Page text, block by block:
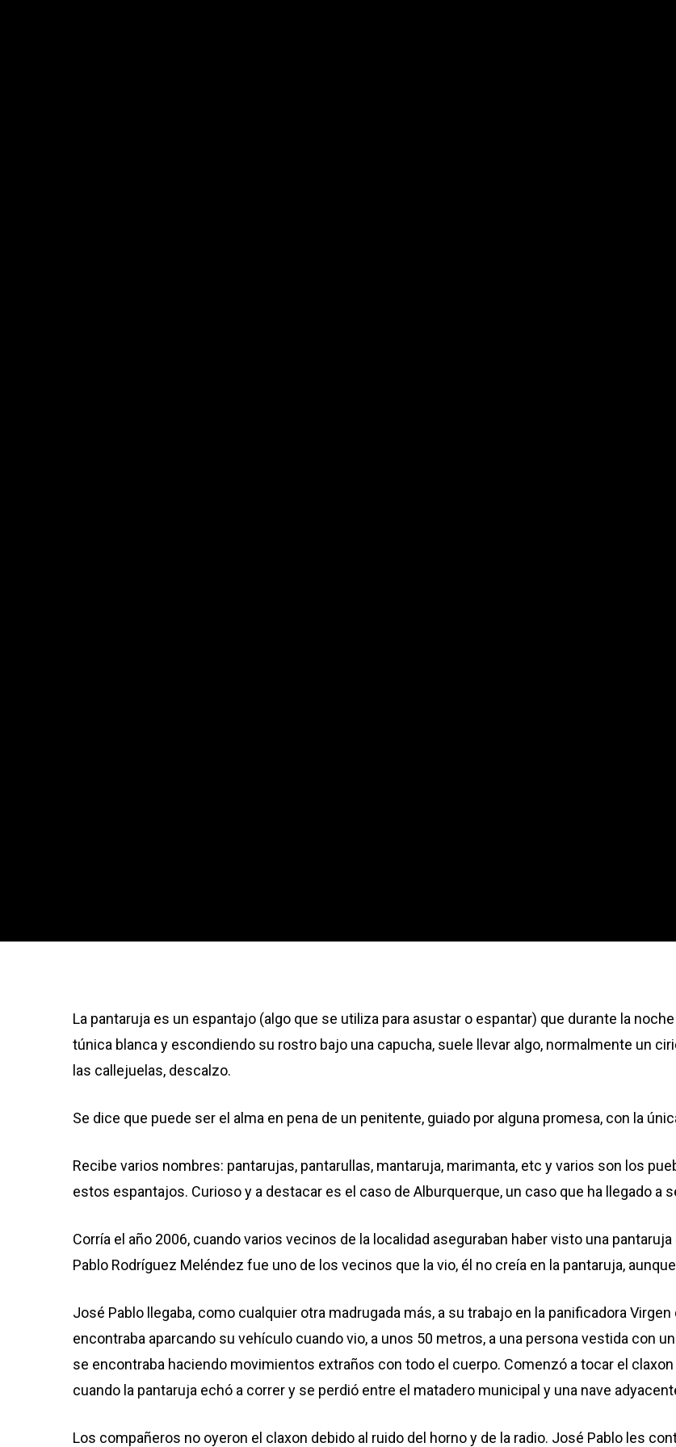
La pantaruja es un espantajo (algo que se utiliza para asustar o espantar) que durante la
túnica blanca y escondiendo su rostro bajo una capucha, suele llevar algo, normalmente un
las callejuelas, descalzo.
Se dice que puede ser el alma en pena de un penitente, guiado por alguna promesa, con la
Recibe varios nombres: pantarujas, pantarullas, mantaruja, marimanta, etc y varios son los
estos espantajos. Curioso y a destacar es el caso de Alburquerque, un caso que ha llegado a
Corría el año 2006, cuando varios vecinos de la localidad aseguraban haber visto una
Pablo Rodríguez Meléndez fue uno de los vecinos que la vio, él no creía en la pantaruja,
José Pablo llegaba, como cualquier otra madrugada más, a su trabajo en la panificadora
encontraba aparcando su vehículo cuando vio, a unos 50 metros, a una persona vestida con
se encontraba haciendo movimientos extraños con todo el cuerpo. Comenzó a tocar el
cuando la pantaruja echó a correr y se perdió entre el matadero municipal y una nave
Los compañeros no oyeron el claxon debido al ruido del horno y de la radio. José Pablo les